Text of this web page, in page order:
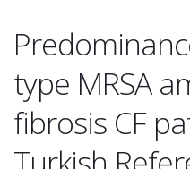
type MRSA
fibrosis CF